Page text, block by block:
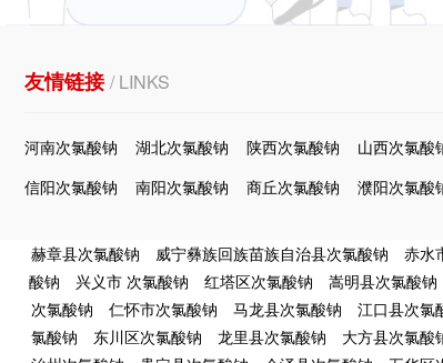
友情链接/ LINKS
河南次氯酸钠 湖北次氯酸钠 陕西次氯酸钠 山西次氯酸
信阳次氯酸钠
南阳次氯酸钠 商丘次氯酸钠 濮阳次氯酸
赫章县次氯酸钠 威宁彝族回族苗族自治县次氯酸钠 赤水
酸钠
兴义市 次氯酸钠 红塔区次氯酸钠 嵩明县次氯酸钠
次氯酸钠
仁怀市次氯酸钠 马龙县次氯酸钠 江口县次氯
氯酸钠
东川区次氯酸钠 龙里县次氯酸钠 大方县次氯酸